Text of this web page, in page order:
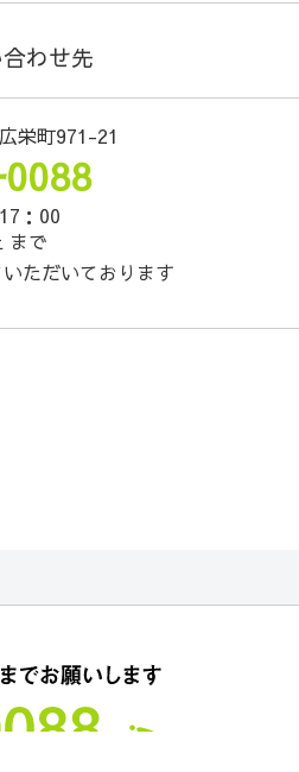
わせ先
栄町971-21
：00
まで
ただいております